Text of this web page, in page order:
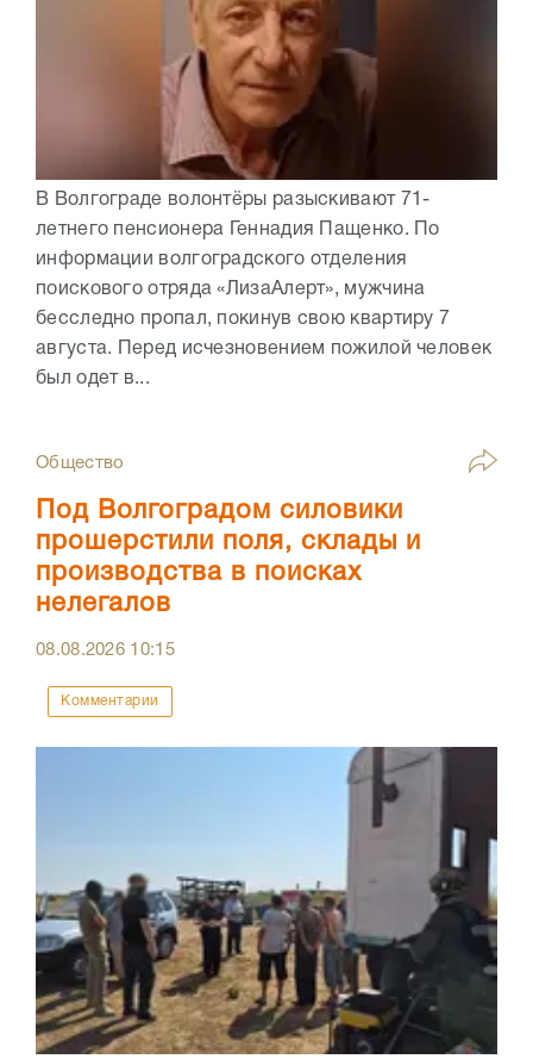
В Волгограде волонтёры разыскивают 71-
летнего пенсионера Геннадия Пащенко. По
информации волгоградского отделения
поискового отряда «ЛизаАлерт», мужчина
бесследно пропал, покинув свою квартиру 7
августа. Перед исчезновением пожилой человек
был одет в...
Общество
Под Волгоградом силовики
прошерстили поля, склады и
производства в поисках
нелегалов
08.08.2026 10:15
Комментарии